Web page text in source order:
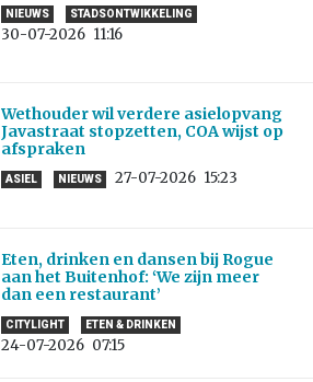
NIEUWS STADSONTWIKKELING
30-07-2026 11:16
Wethouder wil verdere asielopvang
Javastraat stopzetten, COA wijst op
afspraken
ASIEL NIEUWS 27-07-2026 15:23
Eten, drinken en dansen bij Rogue
aan het Buitenhof: ‘We zijn meer
dan een restaurant’
CITYLIGHT ETEN & DRINKEN
24-07-2026 07:15